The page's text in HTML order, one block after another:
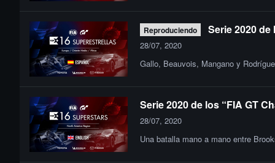
Reproduciendo Serie 2020
28/07, 2020
Gallo, Beauvois, Mangano y
Serie 2020 de los “FIA GT
28/07, 2020
Una batalla mano a mano entre